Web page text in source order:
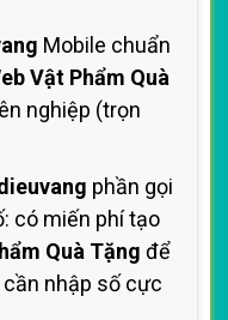
Mobile chuẩn
Vật Phẩm Quà
nghiệp (trọn
phần gọi
có miến phí tạo
Quà Tặng để
cần nhập số cực